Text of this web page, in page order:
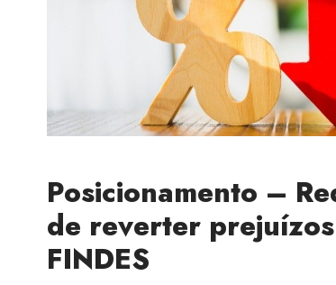
Posicionamento –
de reverter
FINDES